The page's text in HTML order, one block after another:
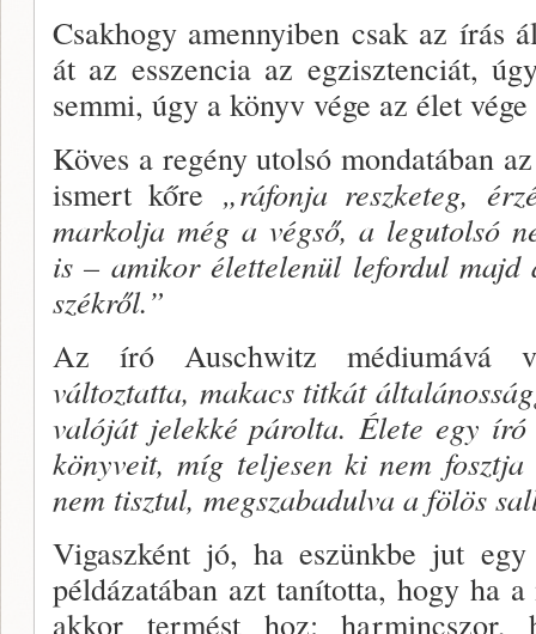
Csakhogy amennyiben csak az írás
át az esszencia az egzisztenciát,
semmi, úgy a könyv vége az élet
Köves a regény utolsó mondatában
ismert kőre „ráfonja reszketeg,
markolja még a vég­ső, a legutolsó
is – amikor élettelenül lefordul majd
székről.”
Az író Auschwitz médiumává
változtatta, makacs titkát
valóját jelekké párolta. Élete egy
könyveit, míg teljesen ki nem fosztja
nem tisztul, megsza­badulva a fölös
Vigaszként jó, ha eszünkbe jut
példázatában azt tanította, hogy ha
akkor termést hoz: har­mincszor,